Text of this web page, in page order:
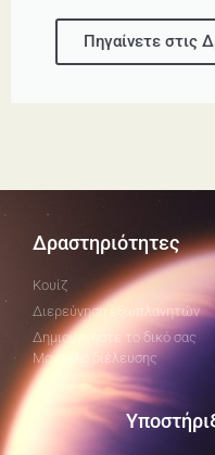
Πηγαίνετε στις
Δραστηριότητες
Κουίζ
Διερεύνηση εξωπλανητών
Δημιουργήστε το δικό σας
Μοντέλο διέλευσης